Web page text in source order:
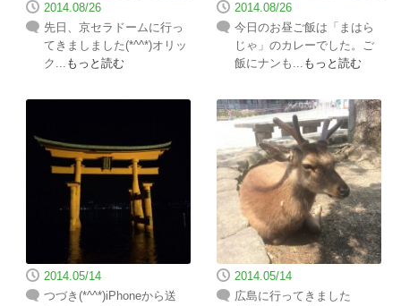
2014.08/26
先日、京セラドームに行っ
てきましました(*^^*)オリッ
ク... もっと読む
2014.08/26
今日のお昼ご飯は「まはら
じゃ」のカレーでした。ご
飯にナンも... もっと読む
2014.05/14
つづき(*^^*)iPhoneから送
2014.05/14
広島に行ってきました